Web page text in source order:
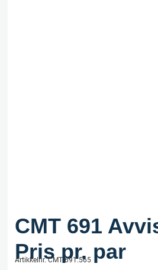
CMT 691
Pris pr. par
Artikkelnr. CMT 691.565